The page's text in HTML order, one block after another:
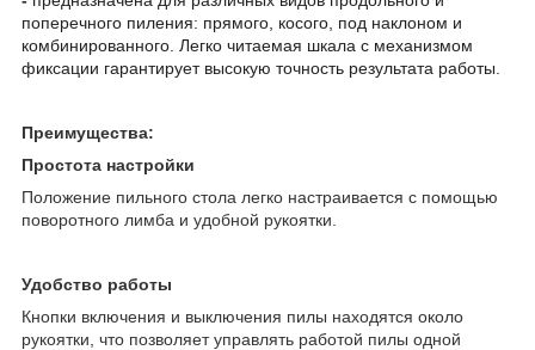
поперечного пиления: прямого, косого, под наклоном и
комбинированного. Легко читаемая шкала с механизмом
фиксации гарантирует высокую точность результата работы.
Преимущества:
Простота настройки
Положение пильного стола легко настраивается с помощью
поворотного лимба и удобной рукоятки.
Удобство работы
Кнопки включения и выключения пилы находятся около
рукоятки, что позволяет управлять работой пилы одной